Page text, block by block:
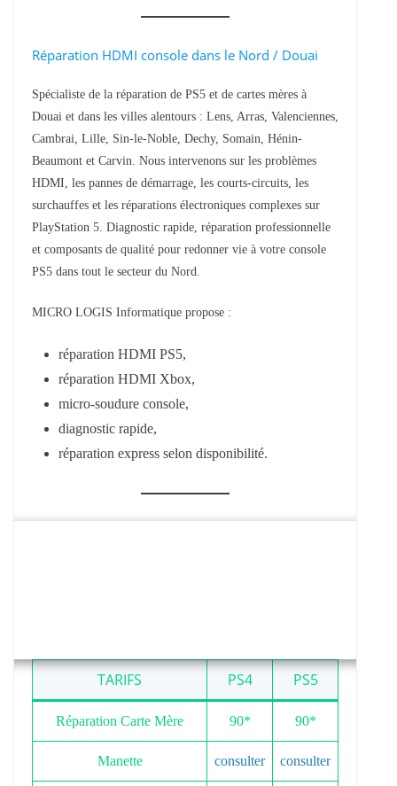
Réparation HDMI console dans le Nord / Douai
Spécialiste de la réparation de PS5 et de cartes mères à
Douai et dans les villes alentours : Lens, Arras, Valenciennes,
Cambrai, Lille, Sin-le-Noble, Dechy, Somain, Hénin-
Beaumont et Carvin. Nous intervenons sur les problèmes
HDMI, les pannes de démarrage, les courts-circuits, les
surchauffes et les réparations électroniques complexes sur
PlayStation 5. Diagnostic rapide, réparation professionnelle
et composants de qualité pour redonner vie à votre console
PS5 dans tout le secteur du Nord.
MICRO LOGIS Informatique propose :
réparation HDMI PS5,
réparation HDMI Xbox,
micro-soudure console,
diagnostic rapide,
réparation express selon disponibilité.
TARIFS PS4 PS5
Réparation Carte Mère 90* 90*
Manette consulter consulter